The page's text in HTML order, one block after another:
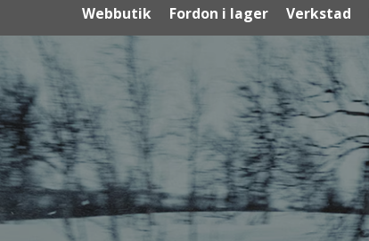
Webbutik Fordon i lager Verkstad